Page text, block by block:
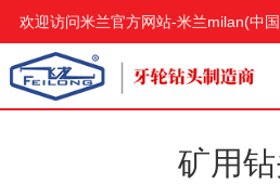
欢迎访问米兰官方网站-米兰milan(中国
矿用